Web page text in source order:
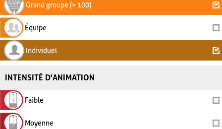
Grand groupe (> 100)
Équipe
Individuel
INTENSITÉ D'ANIMATION
Faible
Moyenne